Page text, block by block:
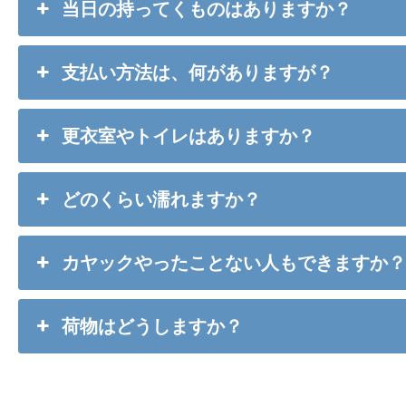
当日の持ってくものはありますか？
支払い方法は、何がありますが？
更衣室やトイレはありますか？
どのくらい濡れますか？
カヤックやったことない人もできますか？
荷物はどうしますか？